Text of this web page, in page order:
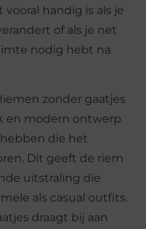
handig is als je
of als je net
nodig hebt na
zonder gaatjes
en modern ontwerp
die het
Dit geeft de riem
uitstraling die
als casual outfits.
draagt bij aan